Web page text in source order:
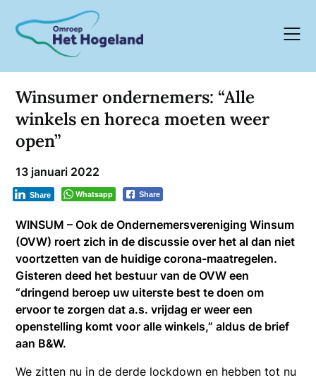
content
Winsumer ondernemers: “Alle
winkels en horeca moeten weer
open”
13 januari 2022
Whatsapp Share
Share
WINSUM – Ook de Ondernemersvereniging Winsum
(OVW) roert zich in de discussie over het al dan niet
voortzetten van de huidige corona-maatregelen.
Gisteren deed het bestuur van de OVW een
“dringend beroep uw uiterste best te doen om
ervoor te zorgen dat a.s. vrijdag er weer een
openstelling komt voor alle winkels,” aldus de brief
aan B&W.
We zitten nu in de derde lockdown en hebben tot nu